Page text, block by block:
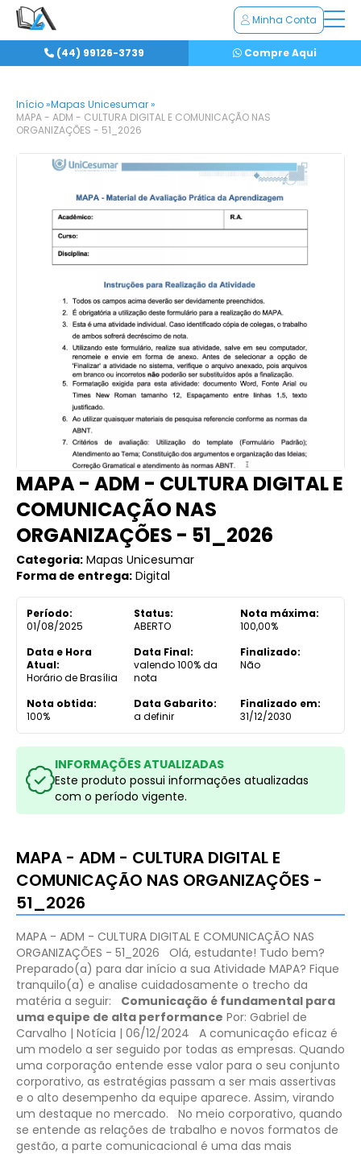
Minha Conta
(44) 99126-3739 Compre Aqui
Início »Mapas Unicesumar »
MAPA - ADM - CULTURA DIGITAL E COMUNICAÇÃO NAS
ORGANIZAÇÕES - 51_2026
MAPA - ADM - CULTURA DIGITAL E
COMUNICAÇÃO NAS
ORGANIZAÇÕES - 51_2026
Categoria: Mapas Unicesumar
Forma de entrega: Digital
Período:
01/08/2025
Status:
ABERTO
Nota máxima:
100,00%
Data e Hora
Atual:
Horário de Brasília
Data Final:
valendo 100% da
nota
Finalizado:
Não
Nota obtida:
100%
Data Gabarito:
a definir
Finalizado em:
31/12/2030
INFORMAÇÕES ATUALIZADAS
Este produto possui informações atualizadas
com o período vigente.
MAPA - ADM - CULTURA DIGITAL E
COMUNICAÇÃO NAS ORGANIZAÇÕES -
51_2026
MAPA - ADM - CULTURA DIGITAL E COMUNICAÇÃO NAS
ORGANIZAÇÕES - 51_2026
Olá, estudante! Tudo bem?
Preparado(a) para dar início a sua Atividade MAPA? Fique
tranquilo(a) e analise cuidadosamente o trecho da
matéria a seguir:
Comunicação é fundamental para
uma equipe de alta performance Por: Gabriel de
Carvalho | Notícia | 06/12/2024
A comunicação eficaz é
um modelo a ser seguido por todas as empresas. Quando
uma corporação entende esse valor para o seu conjunto
corporativo, as estratégias passam a ser mais assertivas
e o alto desempenho da equipe aparece. Assim, virando
um destaque no mercado.
No meio corporativo, quando
se entende as relações de trabalho e novos formatos de
gestão, a parte comunicacional é uma das mais